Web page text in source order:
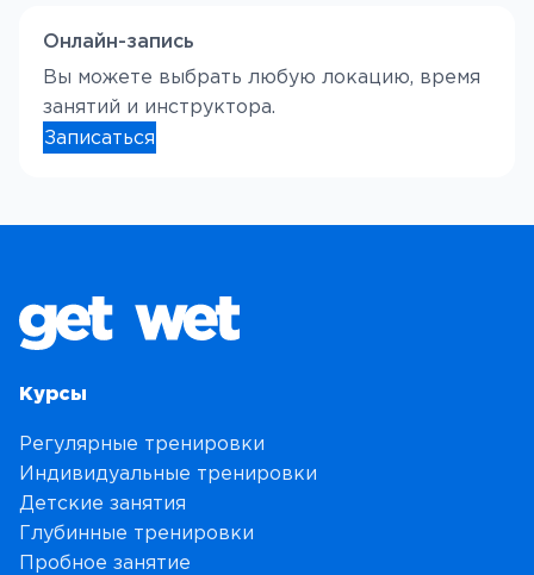
Онлайн-запись
Вы можете выбрать любую локацию, время
занятий и инструктора.
Записаться
Курсы
Регулярные тренировки
Индивидуальные тренировки
Детские занятия
Глубинные тренировки
Пробное занятие